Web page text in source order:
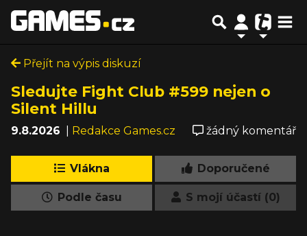
Přejít na výpis diskuzí
Sledujte Fight Club #599 nejen o
Silent Hillu
9.8.2026 Redakce Games.cz žádný komentář
Vlákna Doporučené
Podle času S mojí účastí (0)